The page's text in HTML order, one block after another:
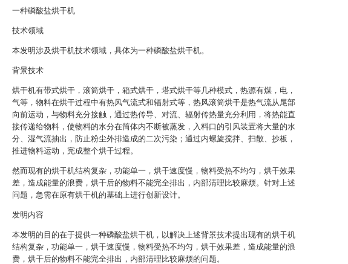
一种磷酸盐烘干机
技术领域
本发明涉及烘干机技术领域，具体为一种磷酸盐烘干机。
背景技术
烘干机有带式烘干，滚筒烘干，箱式烘干，塔式烘干等几种模式，热源有煤，电，
气等，物料在烘干过程中有热风气流式和辐射式等，热风滚筒烘干是热气流从尾部
向前运动，与物料充分接触，通过热传导、对流、辐射传热量充分利用，将热能直
接传递给物料，使物料的水分在筒体内不断被蒸发，入料口的引风装置将大量的水
分、湿气流抽出，防止粉尘外排造成的二次污染；通过内螺旋搅拌、扫散、抄板，
推进物料运动，完成整个烘干过程。
然而现有的烘干机结构复杂，功能单一，烘干速度慢，物料受热不均匀，烘干效果
差，造成能量的浪费，烘干后的物料不能完全排出，内部清理比较麻烦。针对上述
问题，急需在原有烘干机的基础上进行创新设计。
发明内容
本发明的目的在于提供一种磷酸盐烘干机，以解决上述背景技术提出现有的烘干机
结构复杂，功能单一，烘干速度慢，物料受热不均匀，烘干效果差，造成能量的浪
费，烘干后的物料不能完全排出，内部清理比较麻烦的问题。